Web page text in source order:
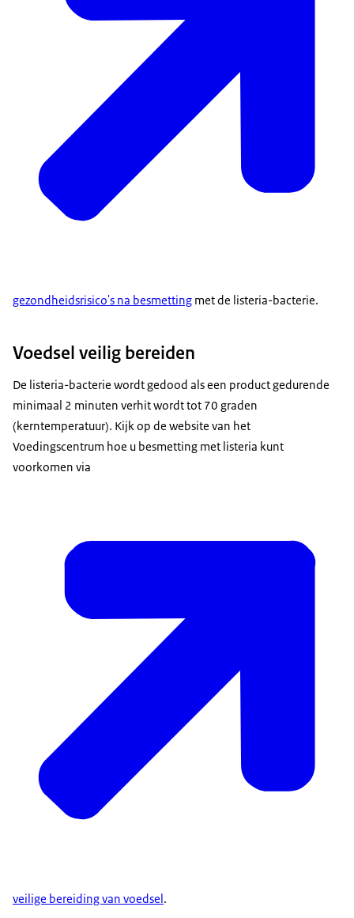
gezondheidsrisico's na besmetting met de listeria-bacterie.
Voedsel veilig bereiden
De listeria-bacterie wordt gedood als een product gedurende
minimaal 2 minuten verhit wordt tot 70 graden
(kerntemperatuur). Kijk op de website van het
Voedingscentrum hoe u besmetting met listeria kunt
voorkomen via
veilige bereiding van voedsel .